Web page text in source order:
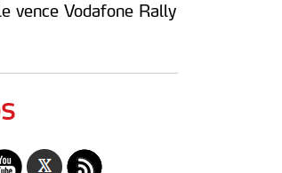
vence Vodafone Rally